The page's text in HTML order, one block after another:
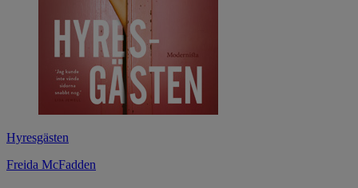
Hyresgästen
Freida McFadden